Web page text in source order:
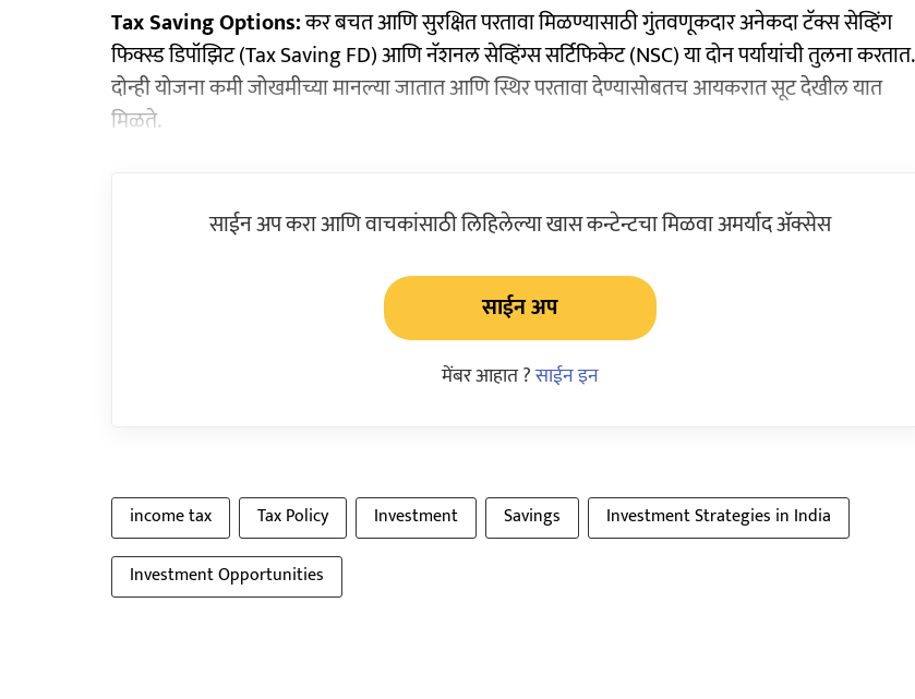
Tax Saving Options:कर बचत आणि सुरक्षित परतावा मिळण्यासाठी गुंतवणूकदार अनेकदा टॅक्स सेव्हिंग
फिक्स्ड डिपॉझिट (Tax Saving FD) आणि नॅशनल सेव्हिंग्स सर्टिफिकेट (NSC) या दोन पर्यायांची तुलना करतात.
दोन्ही योजना कमी जोखमीच्या मानल्या जातात आणि स्थिर परतावा देण्यासोबतच आयकरात सूट देखील यात
मिळते.
साईन अप करा आणि वाचकांसाठी लिहिलेल्या खास कन्टेन्टचा मिळवा अमर्याद ॲक्सेस
साईन अप
मेंबर आहात ?साईन इन
income tax Tax Policy Investment Savings
Investment Strategies in India
Investment Opportunities